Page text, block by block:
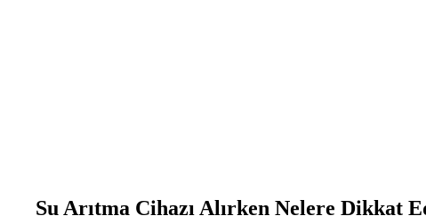
Su Arıtma Cihazı Alırken Nelere Dikkat